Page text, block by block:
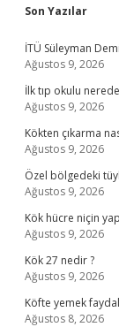
Son Yazılar
İTÜ Süleyman
Ağustos 9, 2026
İlk tıp okulu nerede
Ağustos 9, 2026
Kökten çıkarma
Ağustos 9, 2026
Özel bölgedeki
Ağustos 9, 2026
Kök hücre niçin
Ağustos 9, 2026
Kök 27 nedir ?
Ağustos 9, 2026
Köfte yemek
Ağustos 8, 2026